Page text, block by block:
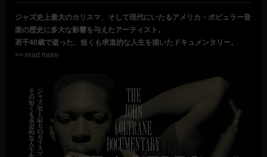
ジャズ史上最大のカリスマ、そして現代にいたるアメリカ・ポピュラー音
楽の歴史に多大な影響を与えたアーティスト。
若干40歳で逝った、短くも求道的な人生を描いたドキュメンタリー。
>> read more